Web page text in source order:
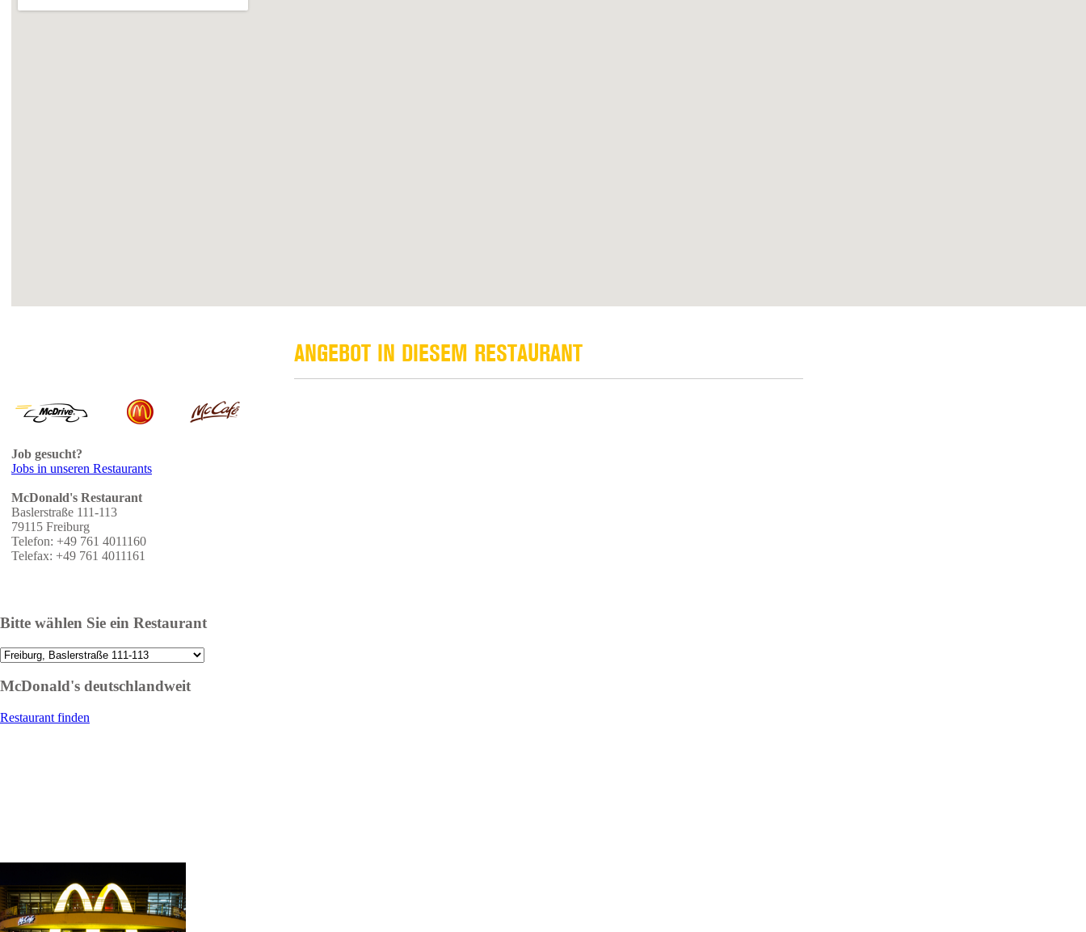
ANGEBOT IN DIESEM RESTAURANT
Job gesucht?
Jobs in unseren Restaurants
McDonald's Restaurant
Baslerstraße 111-113
79115 Freiburg
Telefon: +49 761 4011160
Telefax: +49 761 4011161
Bitte wählen Sie ein Restaurant
McDonald's deutschlandweit
Restaurant finden